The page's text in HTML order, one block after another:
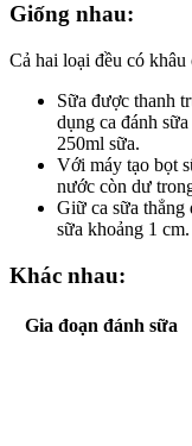
Giống nhau:
Cả hai loại đều có
Sữa được thanh
dụng ca đánh
250ml sữa.
Với máy tạo bọt
nước còn dư
Giữ ca sữa thẳng
sữa khoảng 1 cm.
Khác nhau:
Gia đoạn đánh sữa